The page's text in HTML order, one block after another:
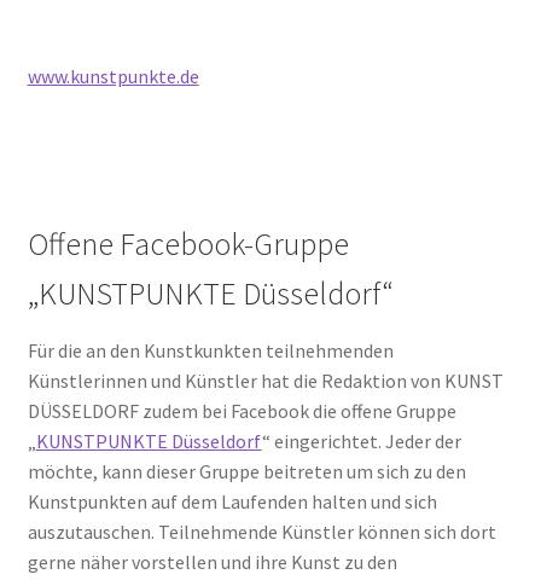
www.kunstpunkte.de
Offene Facebook-Gruppe
„KUNSTPUNKTE Düsseldorf“
Für die an den Kunstkunkten teilnehmenden
Künstlerinnen und Künstler hat die Redaktion von KUNST
DÜSSELDORF zudem bei Facebook die offene Gruppe
„KUNSTPUNKTE Düsseldorf“ eingerichtet. Jeder der
möchte, kann dieser Gruppe beitreten um sich zu den
Kunstpunkten auf dem Laufenden halten und sich
auszutauschen. Teilnehmende Künstler können sich dort
gerne näher vorstellen und ihre Kunst zu den